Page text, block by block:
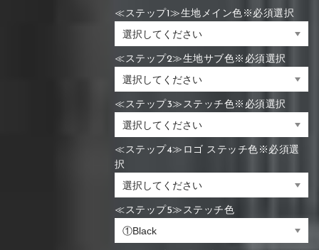
≪ステップ1≫生地メイン色※必須選択
≪ステップ2≫生地サブ色※必須選択
≪ステップ3≫ステッチ色※必須選択
≪ステップ4≫ロゴ ステッチ色※必須選
択
≪ステップ5≫ステッチ色